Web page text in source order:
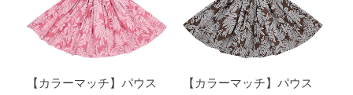
【カラーマッチ】パウス
【カラーマッチ】パウス